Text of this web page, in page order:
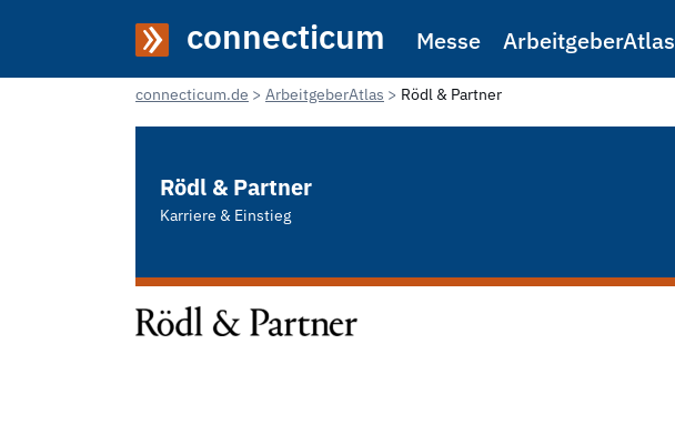
connecticum Messe ArbeitgeberAtlas
connecticum.de ArbeitgeberAtlas Rödl & Partner
Rödl & Partner
Karriere & Einstieg